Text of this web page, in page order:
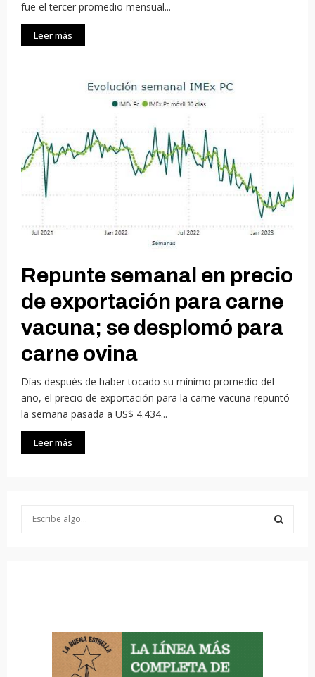
fue el tercer promedio mensual...
Leer más
Repunte semanal en precio
de exportación para carne
vacuna; se desplomó para
carne ovina
Días después de haber tocado su mínimo promedio del
año, el precio de exportación para la carne vacuna repuntó
la semana pasada a US$ 4.434...
Leer más